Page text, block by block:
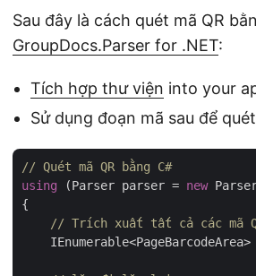
Sau đây là cách quét mã QR
GroupDocs.Parser for .NET:
Tích hợp thư viện into your
Sử dụng đoạn mã sau để
// Quét mã QR bằng C#
using (Parser parser = new
{
// Trích xuất tất cả các mã